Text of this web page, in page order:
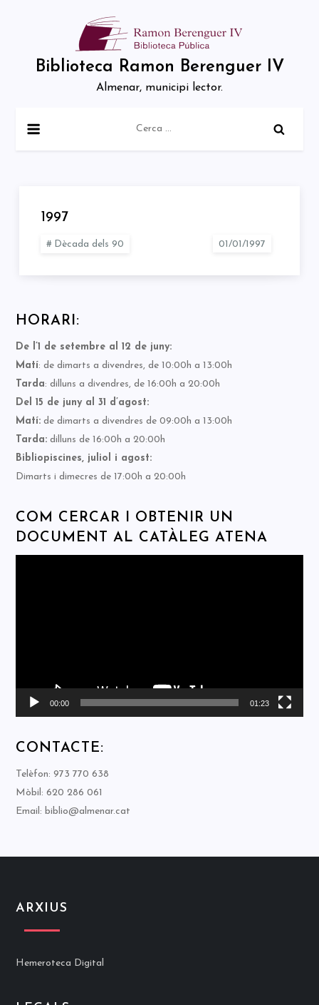
Biblioteca Ramon Berenguer IV
Almenar, municipi lector.
1997
Dècada dels 90
HORARI:
De l’1 de setembre al 12 de juny:
Matí: de dimarts a divendres, de 10:00h a 13:00h
Tarda: dilluns a divendres, de 16:00h a 20:00h
Del 15 de juny al 31 d’agost:
Matí: de dimarts a divendres de 09:00h a 13:00h
Tarda: dilluns de 16:00h a 20:00h
Bibliopiscines, juliol i agost:
Dimarts i dimecres de 17:00h a 20:00h
COM CERCAR I OBTENIR UN
DOCUMENT AL CATÀLEG ATENA
00:00 01:23
CONTACTE:
Telèfon: 973 770 638
Mòbil: 620 286 061
Email: biblio@almenar.cat
ARXIUS
Hemeroteca Digital